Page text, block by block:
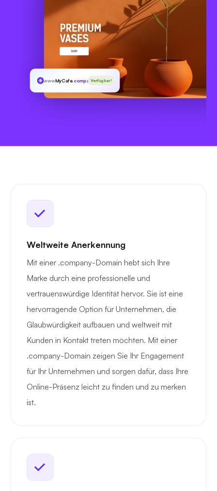
wwwMyCafe.companyVerfügbar!
Weltweite Anerkennung
Mit einer .company-Domain hebt sich Ihre
Marke durch eine professionelle und
vertrauenswürdige Identität hervor. Sie ist eine
hervorragende Option für Unternehmen, die
Glaubwürdigkeit aufbauen und weltweit mit
Kunden in Kontakt treten möchten. Mit einer
.company-Domain zeigen Sie Ihr Engagement
für Ihr Unternehmen und sorgen dafür, dass Ihre
Online-Präsenz leicht zu finden und zu merken
ist.